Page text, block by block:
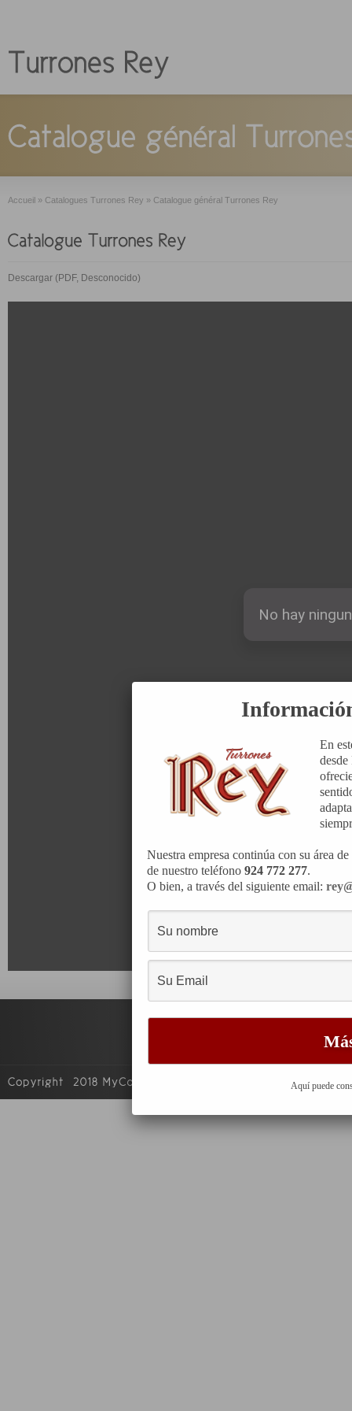
Accueil » Catalogues Turrones Rey » Catalogue général Turrones Rey
Descargar (PDF, Desconocido)
En
Nuestra empresa continúa con su área
de nuestro teléfono924 772 277.
O bien, a través del siguiente email:
Aquí puede